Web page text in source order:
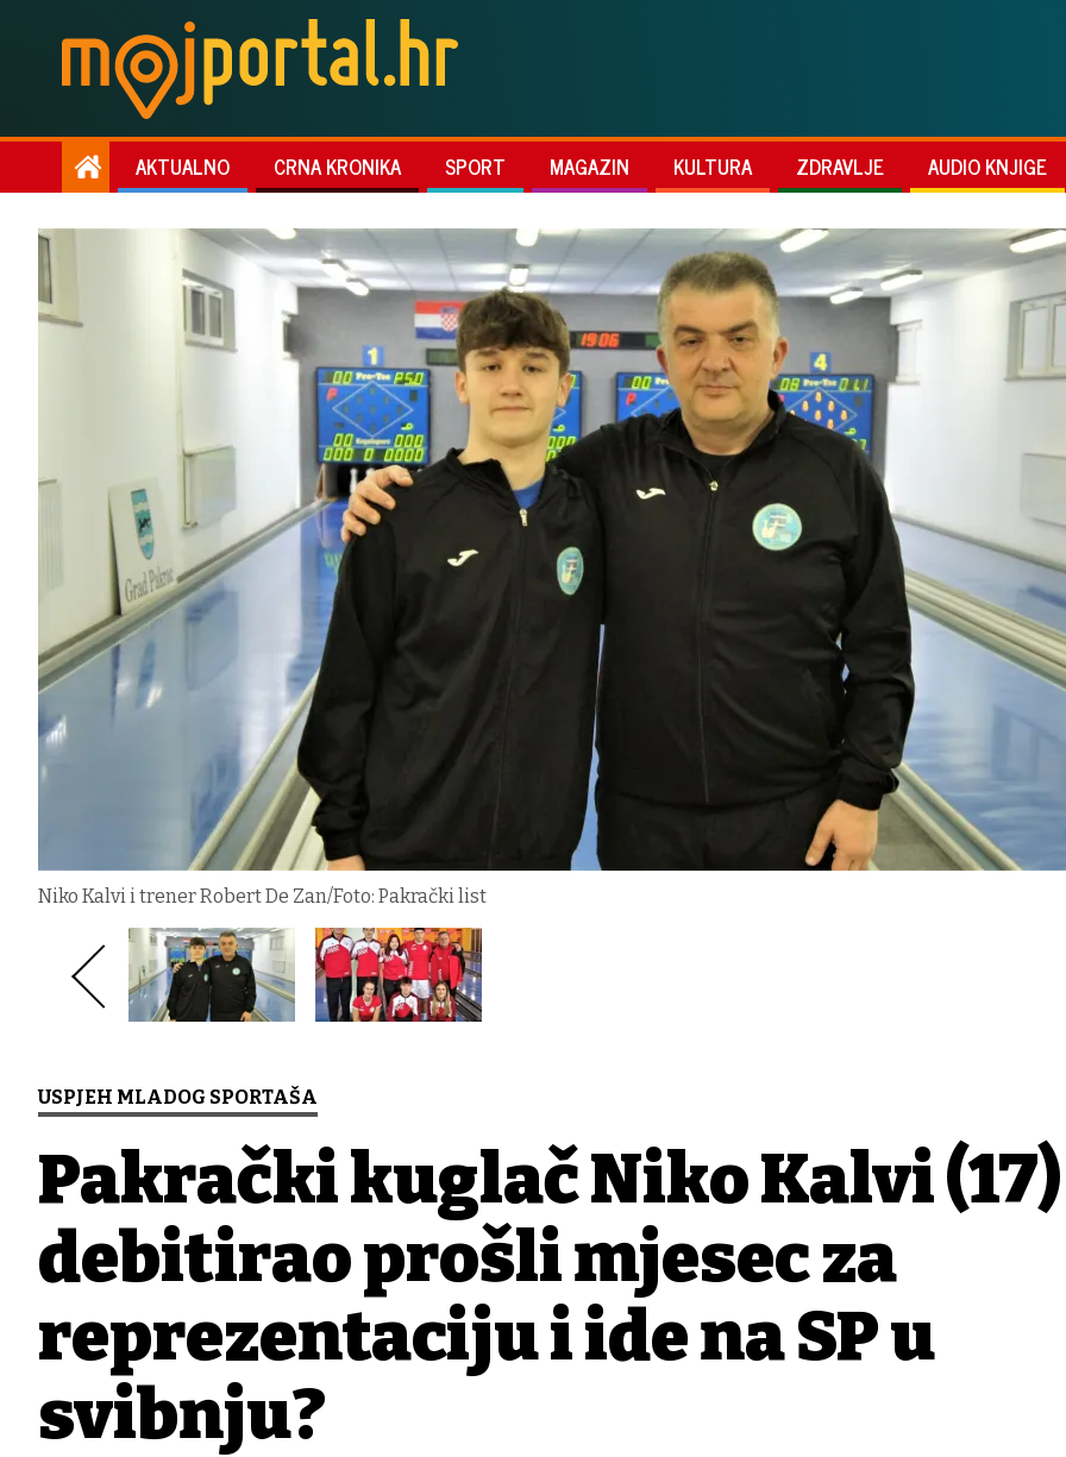
AKTUALNO CRNA KRONIKA SPORT MAGAZIN KULTURA ZDRAVLJE AUDIO KNJIGE
Niko Kalvi i trener Robert De Zan/Foto: Pakrački list
USPJEH MLADOG SPORTAŠA
Pakrački kuglač Niko Kalvi (17)
debitirao prošli mjesec za
reprezentaciju i ide na SP u
svibnju?